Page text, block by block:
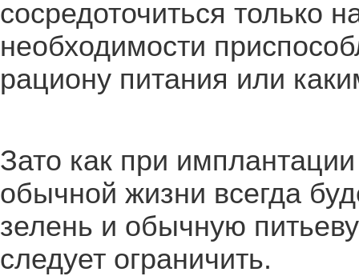
сосредоточиться только
необходимости
рациону питания или
Зато как при
обычной жизни всегда
зелень и обычную
следует ограничить.